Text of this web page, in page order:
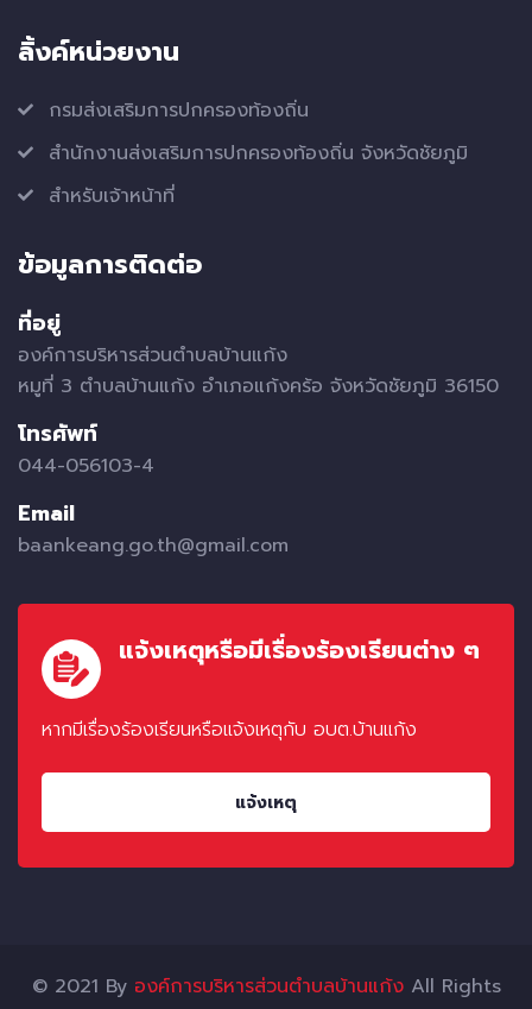
ลิ้งค์หน่วยงาน
กรมส่งเสริมการปกครองท้องถิ่น
สำนักงานส่งเสริมการปกครองท้องถิ่น จังหวัดชัยภูมิ
สำหรับเจ้าหน้าที่
ข้อมูลการติดต่อ
ที่อยู่
องค์การบริหารส่วนตำบลบ้านแก้ง
หมูที่ 3 ตำบลบ้านแก้ง อำเภอแก้งคร้อ จังหวัดชัยภูมิ 36150
โทรศัพท์
044-056103-4
Email
baankeang.go.th@gmail.com
แจ้งเหตุหรือมีเรื่องร้องเรียนต่าง ๆ
หากมีเรื่องร้องเรียนหรือแจ้งเหตุกับ อบต.บ้านแก้ง
แจ้งเหตุ
© 2021 By องค์การบริหารส่วนตำบลบ้านแก้งAll Rights